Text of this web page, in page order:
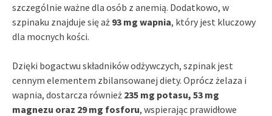
szczególnie ważne dla osób z anemią. Dodatkowo, w
szpinaku znajduje się aż 93 mg wapnia, który jest kluczowy
dla mocnych kości.
Dzięki bogactwu składników odżywczych, szpinak jest
cennym elementem zbilansowanej diety. Oprócz żelaza i
wapnia, dostarcza również 235 mg potasu, 53 mg
magnezu oraz 29 mg fosforu, wspierając prawidłowe